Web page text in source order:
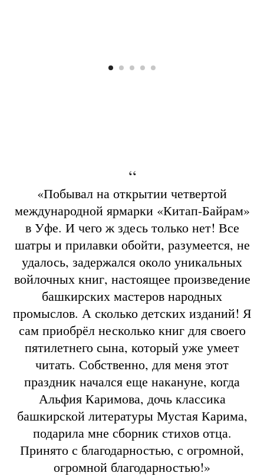
“
«Побывал на открытии четвертой
международной ярмарки «Китап-Байрам»
в Уфе. И чего ж здесь только нет! Все
шатры и прилавки обойти, разумеется, не
удалось, задержался около уникальных
войлочных книг, настоящее произведение
башкирских мастеров народных
промыслов. А сколько детских изданий! Я
сам приобрёл несколько книг для своего
пятилетнего сына, который уже умеет
читать. Собственно, для меня этот
праздник начался еще накануне, когда
Альфия Каримова, дочь классика
башкирской литературы Мустая Карима,
подарила мне сборник стихов отца.
Принято с благодарностью, с огромной,
огромной благодарностью!»